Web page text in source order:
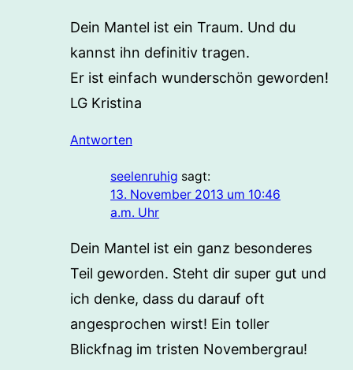
Dein Mantel ist ein Traum. Und du
kannst ihn definitiv tragen.
Er ist einfach wunderschön geworden!
LG Kristina
Antworten
seelenruhig sagt:
13. November 2013 um 10:46
a.m. Uhr
Dein Mantel ist ein ganz besonderes
Teil geworden. Steht dir super gut und
ich denke, dass du darauf oft
angesprochen wirst! Ein toller
Blickfnag im tristen Novembergrau!